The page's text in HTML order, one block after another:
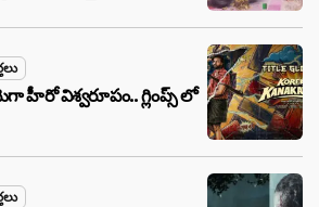
హీరో విశ్వరూపం.. గ్లింప్స్ లో